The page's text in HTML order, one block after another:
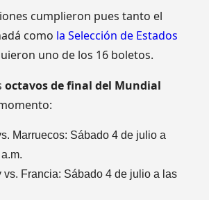
cumplieron pues tanto el
como la Selección de Estados
uno de los 16 boletos.
octavos de final del Mundial
Marruecos: Sábado 4 de julio a
vs. Francia: Sábado 4 de julio a las